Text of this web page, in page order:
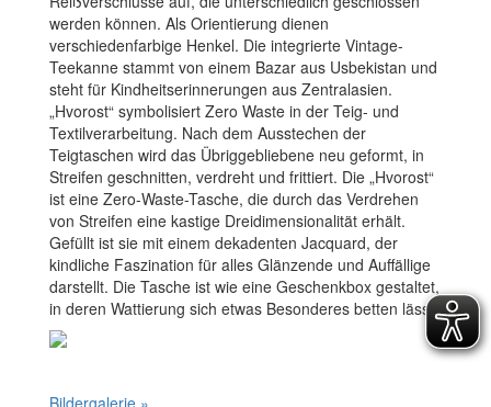
werden können. Als Orientierung dienen
verschiedenfarbige Henkel. Die integrierte Vintage-
Teekanne stammt von einem Bazar aus Usbekistan und
steht für Kindheitserinnerungen aus Zentralasien.
„Hvorost“ symbolisiert Zero Waste in der Teig- und
Textilverarbeitung. Nach dem Ausstechen der
Teigtaschen wird das Übriggebliebene neu geformt, in
Streifen geschnitten, verdreht und frittiert. Die „Hvorost“
ist eine Zero-Waste-Tasche, die durch das Verdrehen
von Streifen eine kastige Dreidimensionalität erhält.
Gefüllt ist sie mit einem dekadenten Jacquard, der
kindliche Faszination für alles Glänzende und Auffällige
darstellt. Die Tasche ist wie eine Geschenkbox gestaltet,
in deren Wattierung sich etwas Besonderes betten lässt.
Bildergalerie »